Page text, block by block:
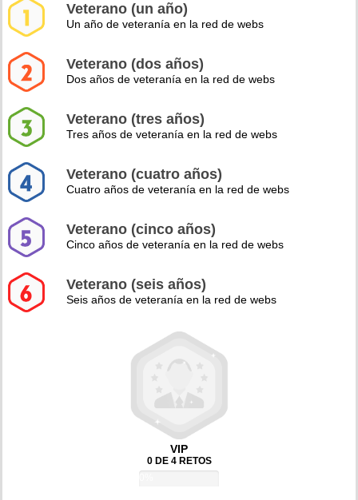
Veterano (un año)
Un año de veteranía en la red de webs
Veterano (dos años)
Dos años de veteranía en la red de webs
Veterano (tres años)
Tres años de veteranía en la red de webs
Veterano (cuatro años)
Cuatro años de veteranía en la red de webs
Veterano (cinco años)
Cinco años de veteranía en la red de webs
Veterano (seis años)
Seis años de veteranía en la red de webs
VIP
0 DE 4 RETOS